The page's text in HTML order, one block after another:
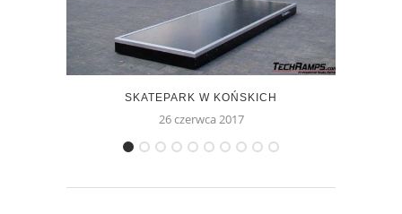
SKATEPARK W KOŃSKICH
26 czerwca 2017